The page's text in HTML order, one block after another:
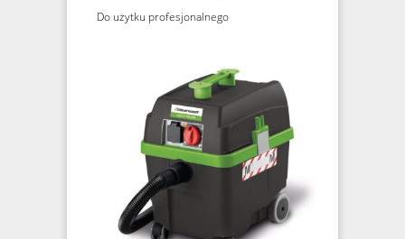
Do użytku profesjonalnego